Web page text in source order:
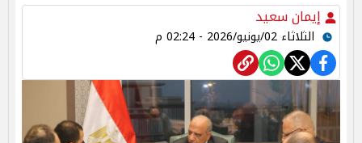
إيمان سعيد
الثلاثاء 02/يونيو/2026 - 02:24 م